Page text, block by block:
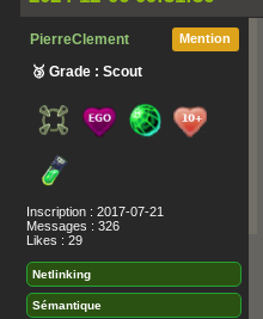
Mention
PierreClement
🥉 Grade : Scout
Inscription : 2017-07-21
Messages : 326
Likes : 29
Netlinking
Sémantique